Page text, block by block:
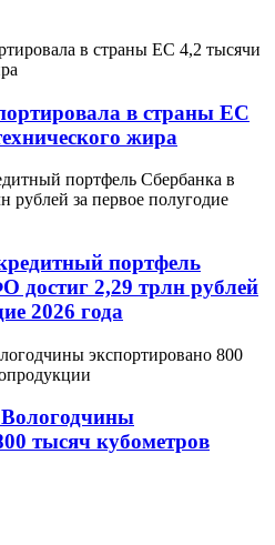
в страны ЕС
жира
портфель
достиг 2,29 трлн рублей
2026 года
тысяч кубометров